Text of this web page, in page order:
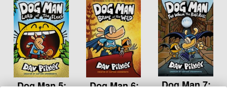
Dog Man 5: Dog Man 6: Dog Man 7: